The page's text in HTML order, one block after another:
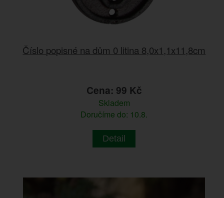
Číslo popisné na dům 0 litina 8,0x1,1x11,8cm
Cena: 99 Kč
Skladem
Doručíme do: 10.8.
Detail